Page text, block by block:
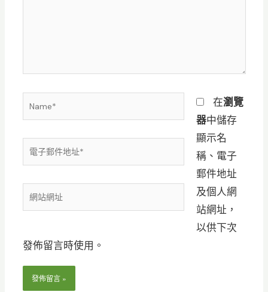
Name*
電
子
郵
件
*
網
站
址
在瀏覽
器中儲存
顯示名
稱、電子
郵件地址
及個人網
站網址，
以供下次
發佈留言時使用。